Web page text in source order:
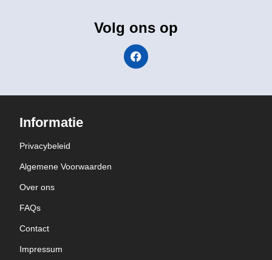
Volg ons op
Informatie
Privacybeleid
Algemene Voorwaarden
Over ons
FAQs
Contact
Impressum